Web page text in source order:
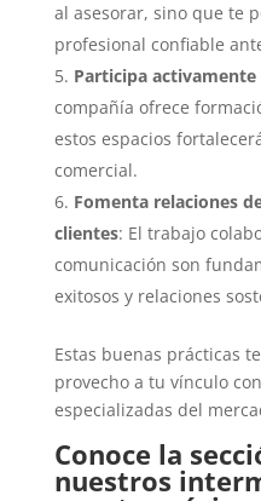
al asesorar, sino que te
profesional confiable
Participa activamente
compañía ofrece
estos espacios
comercial.
Fomenta relaciones
clientes: El trabajo
comunicación son
exitosos y relaciones
Estas buenas prácticas
provecho a tu vínculo
especializadas del
Conoce la
nuestros